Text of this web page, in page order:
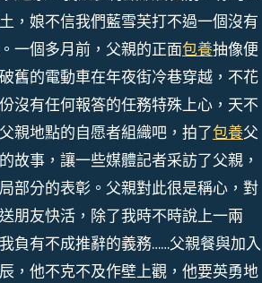
，娘不信我們藍雪芙打不過一個沒有
一個多月前，父親的正面包養抽像便
舊的電動車在年夜街冷巷穿越，不花
沒有任何報答的任務特殊上心，天不
親地點的自愿者組織吧，拍了包養父
故事，讓一些媒體記者采訪了父親，
部分的表彰。父親對此很是稱心，對
朋友快活，除了我時不時說上一兩
負有不成推辭的義務……父親餐與加入
，他不克不及作壁上觀，他要英勇地